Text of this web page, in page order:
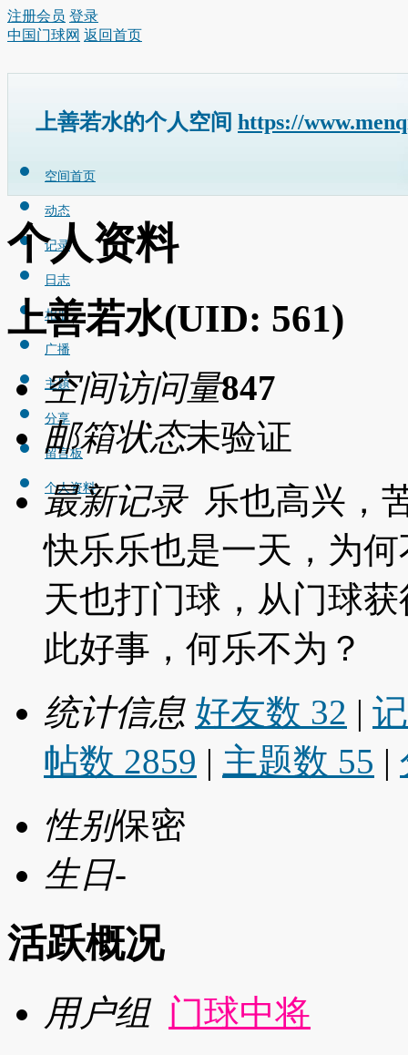
注册会员 登录
中国门球网 返回首页
上善若水的个人空间 https://
空间首页
动态
记录
日志
相册
广播
主题
分享
留言板
个人资料
个人资料
上善若水(UID: 561)
空间访问量847
邮箱状态未验证
最新记录 乐也高兴，
快乐乐也是一天，为
天也打门球，从门球
此好事，何乐不为？
统计信息 好友数 32 |
帖数 2859 | 主题数 55 |
性别保密
生日-
活跃概况
用户组 门球中将